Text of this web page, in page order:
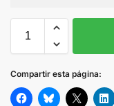
Brown
Compartir esta página: